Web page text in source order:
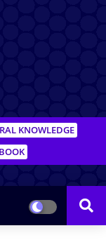
KNOWLEDGE